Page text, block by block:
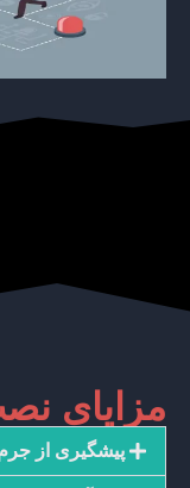
مزایای
پیشگیری از